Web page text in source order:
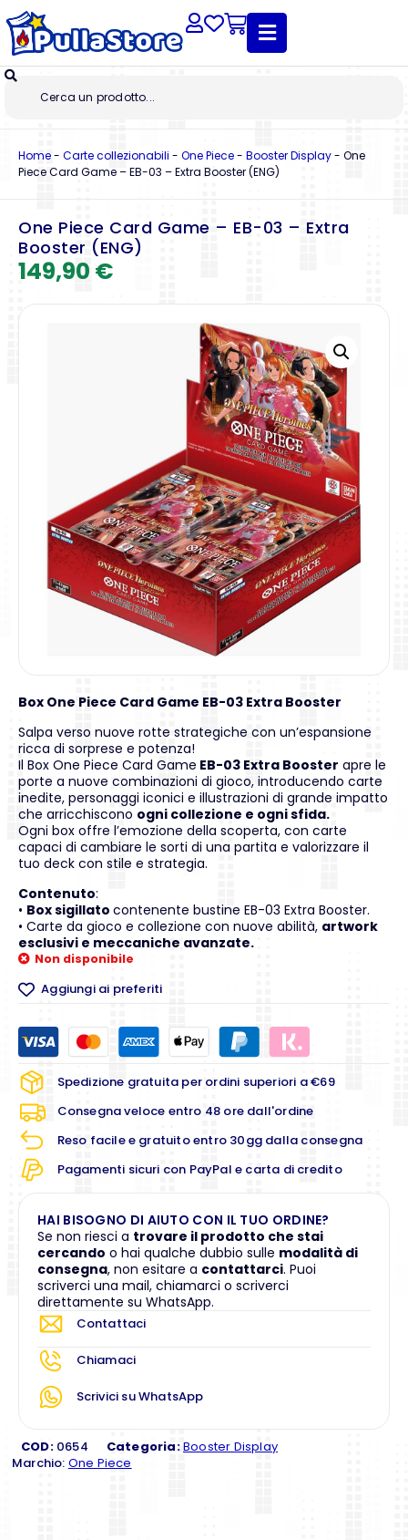
Home- Carte collezionabili - One Piece- Booster Display- One
Piece Card Game – EB-03 – Extra Booster (ENG)
One Piece Card Game – EB-03 – Extra
Booster (ENG)
149,90 €
Box One Piece Card Game EB-03 Extra Booster
Salpa verso nuove rotte strategiche con un’espansione
ricca di sorprese e potenza!
Il Box One Piece Card Game EB-03 Extra Booster apre le
porte a nuove combinazioni di gioco, introducendo carte
inedite, personaggi iconici e illustrazioni di grande impatto
che arricchiscono ogni collezione e ogni sfida.
Ogni box offre l’emozione della scoperta, con carte
capaci di cambiare le sorti di una partita e valorizzare il
tuo deck con stile e strategia.
Contenuto:
• Box sigillato contenente bustine EB-03 Extra Booster.
• Carte da gioco e collezione con nuove abilità, artwork
esclusivi e meccaniche avanzate.
Non disponibile
Aggiungi ai preferiti
Spedizione gratuita per ordini superiori a €69
Consegna veloce entro 48 ore dall'ordine
Reso facile e gratuito entro 30gg dalla consegna
Pagamenti sicuri con PayPal e carta di credito
HAI BISOGNO DI AIUTO CON IL TUO ORDINE?
Se non riesci a trovare il prodotto che stai
cercando o hai qualche dubbio sulle modalità di
consegna, non esitare a contattarci. Puoi
scriverci una mail, chiamarci o scriverci
direttamente su WhatsApp.
Contattaci
Chiamaci
Scrivici su WhatsApp
COD: 0654 Categoria:Booster Display
Marchio: One Piece